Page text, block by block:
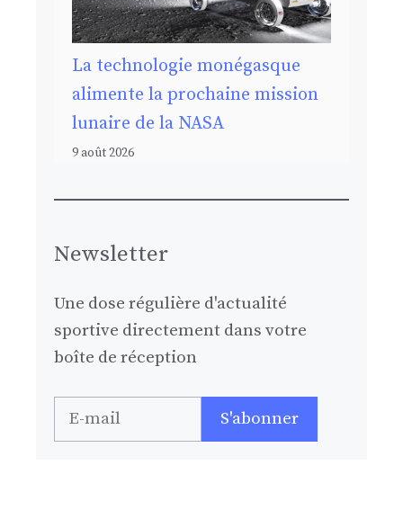
La technologie monégasque
alimente la prochaine mission
lunaire de la NASA
9 août 2026
Newsletter
Une dose régulière d'actualité
sportive directement dans votre
boîte de réception